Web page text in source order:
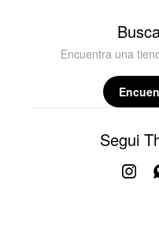
Encuentra una
Segui
